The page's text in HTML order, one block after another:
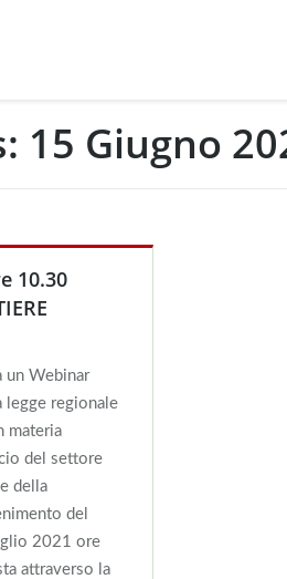
15 Giugno
10.30
un Webinar
legge regionale
materia
del settore
della
del
2021 ore
attraverso la